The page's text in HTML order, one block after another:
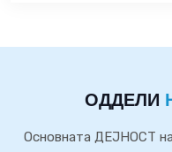
ОДДЕЛИ
Основната ДЕЈНОСТ на